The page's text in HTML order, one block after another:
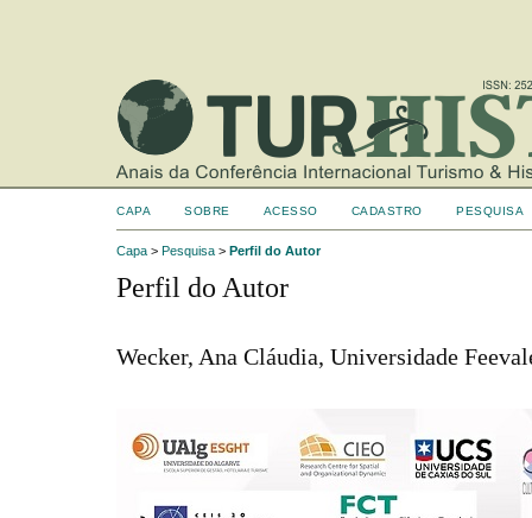
CAPA SOBRE ACESSO CADASTRO PESQUISA
Capa > Pesquisa > Perfil do Autor
Perfil do Autor
Wecker, Ana Cláudia, Universidade